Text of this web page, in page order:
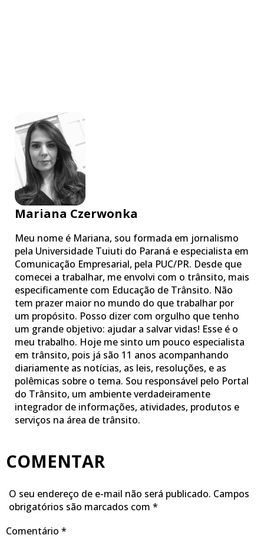
Mariana Czerwonka
Meu nome é Mariana, sou formada em jornalismo
pela Universidade Tuiuti do Paraná e especialista em
Comunicação Empresarial, pela PUC/PR. Desde que
comecei a trabalhar, me envolvi com o trânsito, mais
especificamente com Educação de Trânsito. Não
tem prazer maior no mundo do que trabalhar por
um propósito. Posso dizer com orgulho que tenho
um grande objetivo: ajudar a salvar vidas! Esse é o
meu trabalho. Hoje me sinto um pouco especialista
em trânsito, pois já são 11 anos acompanhando
diariamente as notícias, as leis, resoluções, e as
polêmicas sobre o tema. Sou responsável pelo Portal
do Trânsito, um ambiente verdadeiramente
integrador de informações, atividades, produtos e
serviços na área de trânsito.
COMENTAR
O seu endereço de e-mail não será publicado. Campos
obrigatórios são marcados com *
Comentário *